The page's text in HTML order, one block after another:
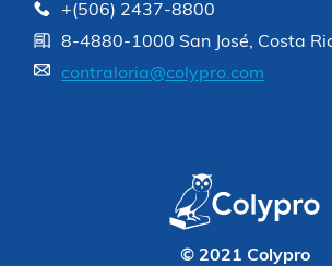
+(506) 2437-8800
8-4880-1000 San José, Costa
contraloria@colypro.com
© 2021 Colypro